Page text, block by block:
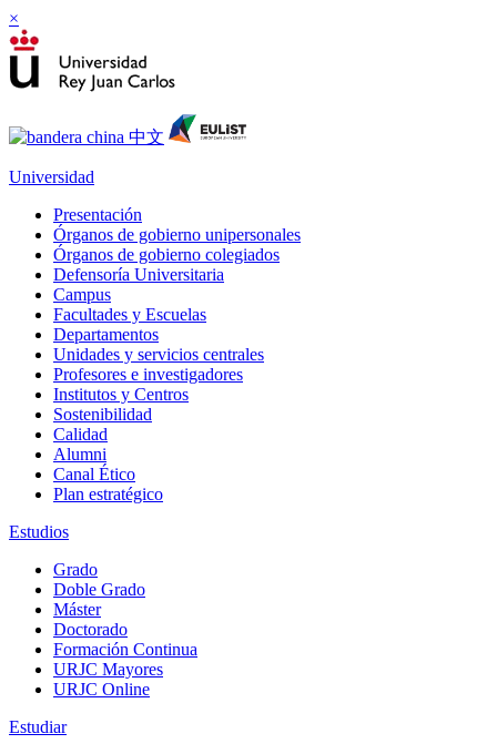
×
Universidad
Presentación
Órganos de gobierno unipersonales
Órganos de gobierno colegiados
Defensoría Universitaria
Campus
Facultades y Escuelas
Departamentos
Unidades y servicios centrales
Profesores e investigadores
Institutos y Centros
Sostenibilidad
Calidad
Alumni
Canal Ético
Plan estratégico
Estudios
Grado
Doble Grado
Máster
Doctorado
Formación Continua
URJC Mayores
URJC Online
Estudiar